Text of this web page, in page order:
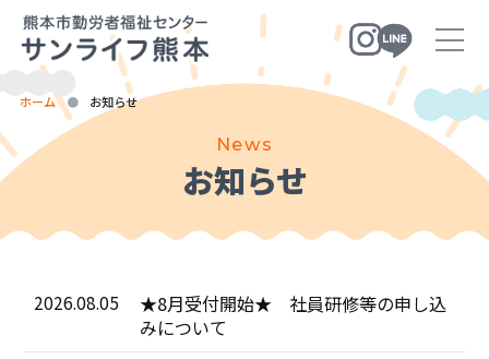
ホーム お知らせ
News
お知らせ
2026.08.05
★8月受付開始★ 社員研修等の申し込
みについて
ホーム
施設案内
社員研修・講座・セミナー
社員研修・セミナー・イベント・短期講座
ママ向け講座